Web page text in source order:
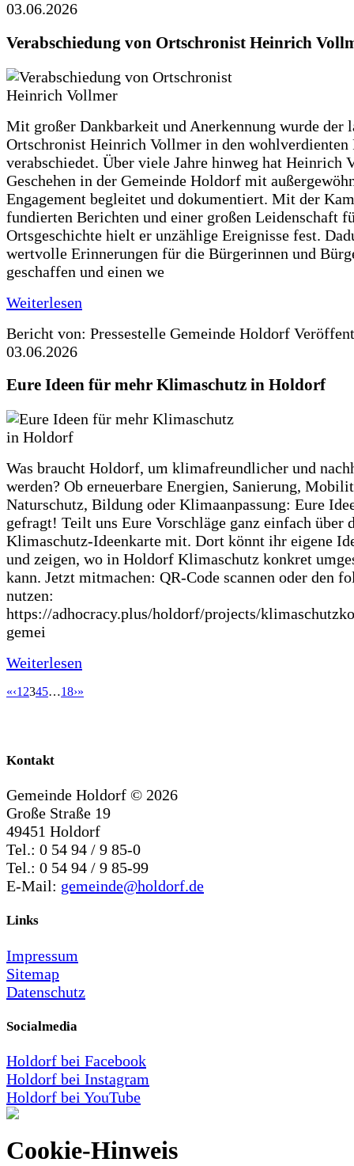
03.06.2026
Verabschiedung von Ortschronist Heinrich
Mit großer Dankbarkeit und Anerkennung wurde der
Ortschronist Heinrich Vollmer in den wohlverdienten
verabschiedet. Über viele Jahre hinweg hat Heinrich
Geschehen in der Gemeinde Holdorf mit
Engagement begleitet und dokumentiert. Mit der
fundierten Berichten und einer großen Leidenschaft
Ortsgeschichte hielt er unzählige Ereignisse fest.
wertvolle Erinnerungen für die Bürgerinnen und
geschaffen und einen we
Weiterlesen
Bericht von: Pressestelle Gemeinde Holdorf
03.06.2026
Eure Ideen für mehr Klimaschutz in Holdorf
Was braucht Holdorf, um klimafreundlicher und
werden? Ob erneuerbare Energien, Sanierung,
Naturschutz, Bildung oder Klimaanpassung: Eure
gefragt! Teilt uns Eure Vorschläge ganz einfach über
Klimaschutz-Ideenkarte mit. Dort könnt ihr eigene
und zeigen, wo in Holdorf Klimaschutz konkret
kann. Jetzt mitmachen: QR-Code scannen oder den
nutzen:
https://adhocracy.plus/holdorf/projects/
gemei
Weiterlesen
«‹1 2345…18›»
Kontakt
Gemeinde Holdorf © 2026
Große Straße 19
49451 Holdorf
Tel.: 0 54 94 / 9 85-0
Tel.: 0 54 94 / 9 85-99
E-Mail: gemeinde@holdorf.de
Links
Impressum
Sitemap
Datenschutz
Socialmedia
Holdorf bei Facebook
Holdorf bei Instagram
Holdorf bei YouTube
Cookie-Hinweis